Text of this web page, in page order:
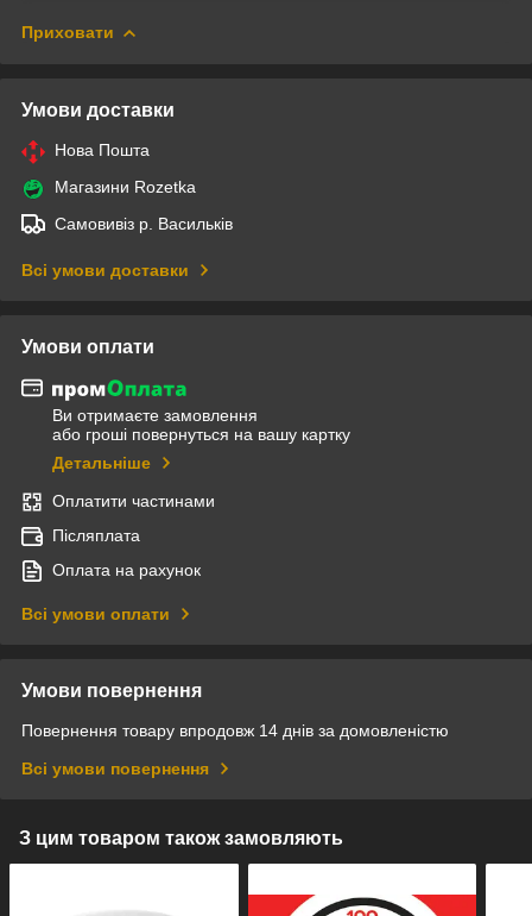
Приховати
Умови доставки
Нова Пошта
Магазини Rozetka
Самовивіз р. Васильків
Всі умови доставки
Умови оплати
Ви отримаєте замовлення
або гроші повернуться на вашу картку
Детальніше
Оплатити частинами
Післяплата
Оплата на рахунок
Всі умови оплати
Умови повернення
Повернення товару впродовж 14 днів за домовленістю
Всі умови повернення
З цим товаром також замовляють